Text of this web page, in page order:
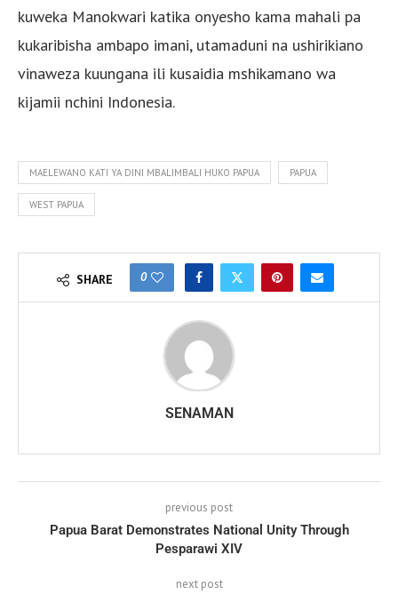
kuweka Manokwari katika onyesho kama mahali pa
kukaribisha ambapo imani, utamaduni na ushirikiano
vinaweza kuungana ili kusaidia mshikamano wa
kijamii nchini Indonesia.
MAELEWANO KATI YA DINI MBALIMBALI HUKO PAPUA PAPUA
WEST PAPUA
SHARE 0
SENAMAN
previous post
Papua Barat Demonstrates National Unity Through
Pesparawi XIV
next post